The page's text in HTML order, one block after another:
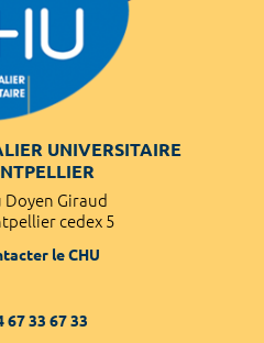
UNIVERSITAIRE
Doyen Giraud
cedex 5
le CHU
67 33 67 33